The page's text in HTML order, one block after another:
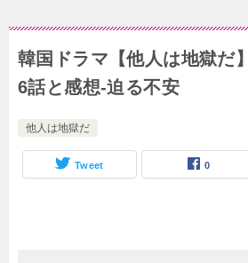
韓国ドラマ【他人は地獄だ
6話と感想-迫る不安
他人は地獄だ
Tweet 0